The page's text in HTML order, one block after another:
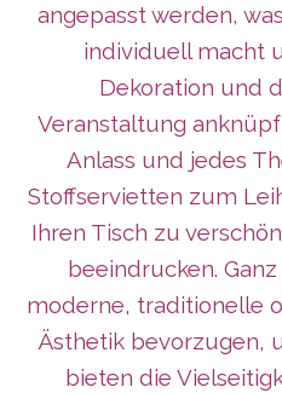
angepasst werden,
individuell macht
Dekoration und
Veranstaltung
Anlass und jedes
Stoffservietten zum
Ihren Tisch zu
beeindrucken.
moderne, traditionelle
Ästhetik bevorzugen,
bieten die